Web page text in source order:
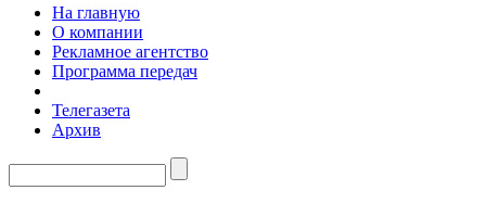
На главную
О компании
Рекламное агентство
Программа передач
Телегазета
Архив